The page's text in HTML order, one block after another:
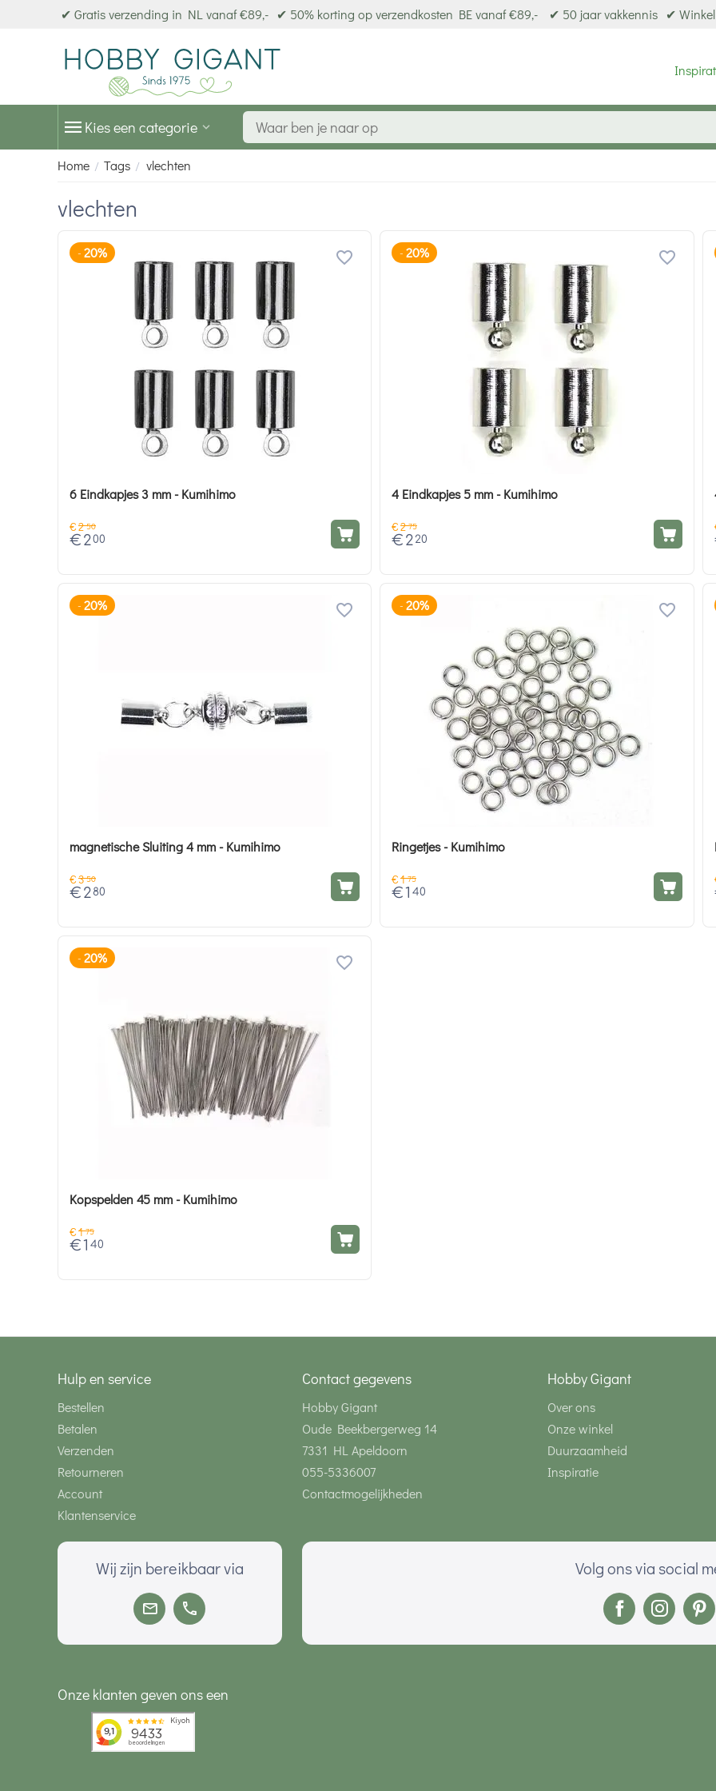
✔ Gratis verzending in NL vanaf €89,- ✔ 50% korting op verzendkosten BE vanaf €89,- ✔ 50 jaar vakkennis ✔
Kies een categorie
Home / Tags / vlechten
vlechten
- 20%
6 Eindkapjes 3 mm - Kumihimo
€2 50
€ 2 00
- 20%
4 Eindkapjes 5 mm - Kumihimo
€2 75
€ 2 20
- 20%
magnetische Sluiting 4 mm - Kumihimo
€3 50
€ 2 80
- 20%
Ringetjes - Kumihimo
€1 75
€1 40
- 20%
Kopspelden 45 mm - Kumihimo
€1 75
€1 40
Hulp en service
Bestellen
Betalen
Verzenden
Retourneren
Account
Klantenservice
Contact gegevens
Hobby Gigant
Oude Beekbergerweg 14
7331 HL Apeldoorn
055-5336007
Contactmogelijkheden
Hobby Gigant
Over ons
Onze winkel
Duurzaamheid
Inspiratie
Wij zijn bereikbaar via Volg ons via social
Onze klanten geven ons een